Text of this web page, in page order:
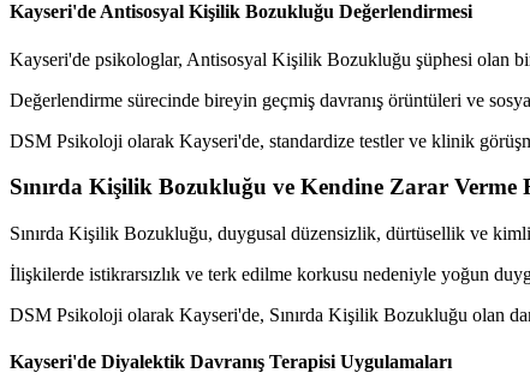
Kayseri'de Antisosyal Kişilik Bozukluğu Değerlendirmesi
Kayseri'de psikologlar, Antisosyal Kişilik Bozukluğu şüphesi olan
Değerlendirme sürecinde bireyin geçmiş davranış örüntüleri ve
DSM Psikoloji olarak Kayseri'de, standardize testler ve klinik
Sınırda Kişilik Bozukluğu ve Kendine Zarar Verme
Sınırda Kişilik Bozukluğu, duygusal düzensizlik, dürtüsellik ve
İlişkilerde istikrarsızlık ve terk edilme korkusu nedeniyle yoğun
DSM Psikoloji olarak Kayseri'de, Sınırda Kişilik Bozukluğu olan
Kayseri'de Diyalektik Davranış Terapisi Uygulamaları